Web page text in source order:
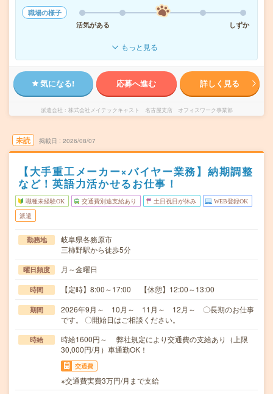
職場の様子
活気がある
しずか
もっと見る
気になる! 応募へ進む 詳しく見る
派遣会社 株式会社メイテックキャスト 名古屋支店 オフィスワーク事業部
未読 掲載日 2026/08/07
【大手重工メーカー×バイヤー業務】納期調整
など！英語力活かせるお仕事！
職種未経験OK 交通費別途支給あり 土日祝日が休み WEB登録OK
派遣
勤務地
岐阜県各務原市
三柿野駅から徒歩5分
曜日頻度 月～金曜日
時間 【定時】8:00～17:00 【休憩】12:00～13:00
期間
2026年9月～ 10月～ 11月～ 12月～ 〇長期のお仕事
です。 〇開始日はご相談ください。
時給
時給1600円～ 弊社規定により交通費の支給あり（上限
30,000円/月）車通勤OK！
交通費
※交通費実費3万円/月まで支給